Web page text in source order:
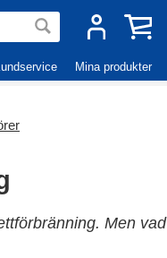
Mina produkter
Men vad